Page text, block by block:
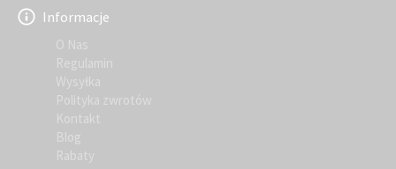
Informacje
O Nas
Regulamin
Wysyłka
Polityka zwrotów
Kontakt
Blog
Rabaty